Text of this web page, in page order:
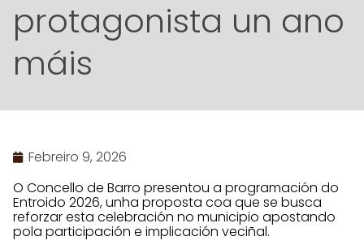
protagonista un ano
máis
Febreiro 9, 2026
O Concello de Barro presentou a programación do
Entroido 2026, unha proposta coa que se busca
reforzar esta celebración no municipio apostando
pola participación e implicación veciñal.